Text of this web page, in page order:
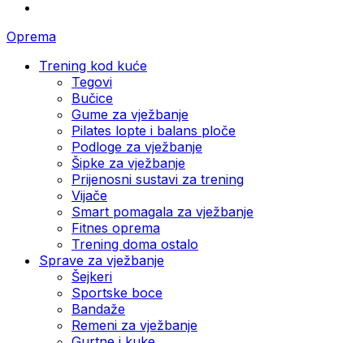
Oprema
Trening kod kuće
Tegovi
Bučice
Gume za vježbanje
Pilates lopte i balans ploče
Podloge za vježbanje
Šipke za vježbanje
Prijenosni sustavi za trening
Vijače
Smart pomagala za vježbanje
Fitnes oprema
Trening doma ostalo
Sprave za vježbanje
Šejkeri
Sportske boce
Bandaže
Remeni za vježbanje